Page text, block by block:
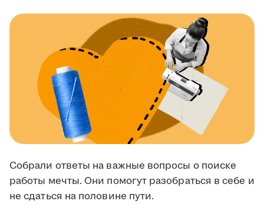
Собрали ответы на важные вопросы о поиске
работы мечты. Они помогут разобраться в себе и
не сдаться на половине пути.